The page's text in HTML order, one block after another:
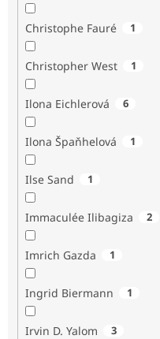
Christophe Fauré 1
Christopher West 1
Ilona Eichlerová 6
Ilona Špaňhelová 1
Ilse Sand 1
Immaculée Ilibagiza 2
Imrich Gazda 1
Ingrid Biermann 1
Irvin D. Yalom 3